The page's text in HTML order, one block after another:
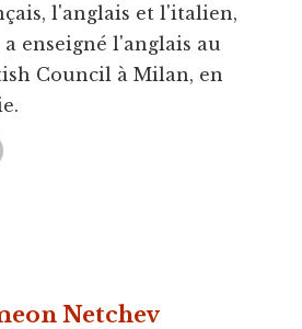
l'anglais et l'italien,
a enseigné l'anglais au
Council à Milan, en
Netchev